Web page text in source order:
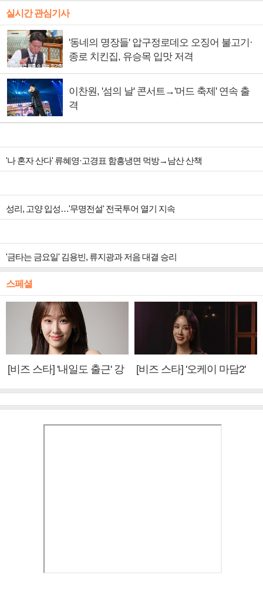
실시간 관심기사
'동네의 명장들' 압구정로데오 오징어 불고기·
종로 치킨집, 유승목 입맛 저격
이찬원, '섬의 날' 콘서트→'머드 축제' 연속 출
격
'나 혼자 산다' 류혜영·고경표 함흥냉면 먹방→남산 산책
성리, 고양 입성…'무명전설' 전국투어 열기 지속
'금타는 금요일' 김용빈, 류지광과 저음 대결 승리
스페셜
[비즈 스타] '내일도 출근' 강
[비즈 스타] '오케이 마담2'